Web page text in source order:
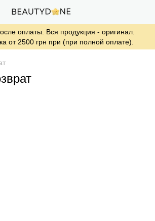
оплаты. Вся продукция - оригинал.
от 2500 грн при (при полной оплате).